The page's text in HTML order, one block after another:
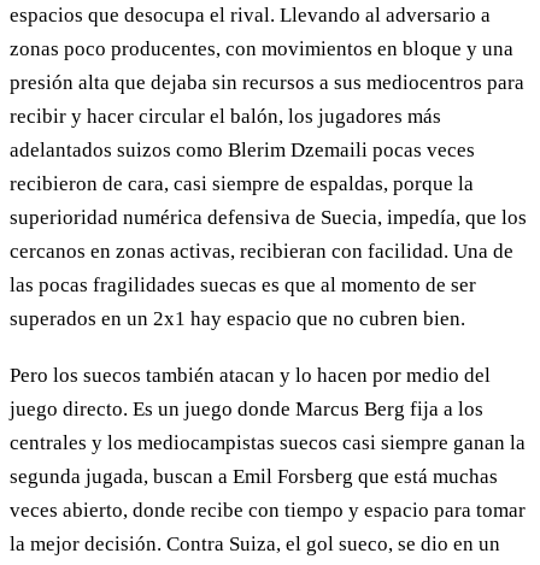
espacios que desocupa el rival. Llevando al adversario a
zonas poco producentes, con movimientos en bloque y una
presión alta que dejaba sin recursos a sus mediocentros para
recibir y hacer circular el balón, los jugadores más
adelantados suizos como Blerim Dzemaili pocas veces
recibieron de cara, casi siempre de espaldas, porque la
superioridad numérica defensiva de Suecia, impedía, que los
cercanos en zonas activas, recibieran con facilidad. Una de
las pocas fragilidades suecas es que al momento de ser
superados en un 2x1 hay espacio que no cubren bien.
Pero los suecos también atacan y lo hacen por medio del
juego directo. Es un juego donde Marcus Berg fija a los
centrales y los mediocampistas suecos casi siempre ganan la
segunda jugada, buscan a Emil Forsberg que está muchas
veces abierto, donde recibe con tiempo y espacio para tomar
la mejor decisión. Contra Suiza, el gol sueco, se dio en un